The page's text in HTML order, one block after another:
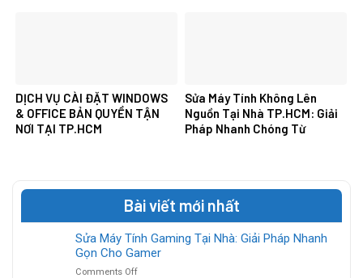
Bài viết mới nhất
Sửa Máy Tính Gaming Tại Nhà: Giải Pháp Nhanh
Gọn Cho Gamer
Comments Offon
DỊCH VỤ CÀI ĐẶT WINDOWS
& OFFICE BẢN QUYỀN TẬN
NƠI TẠI TP.HCM
Sửa Máy Tính Không Lên
Nguồn Tại Nhà TP.HCM: Giải
Pháp Nhanh Chóng Từ